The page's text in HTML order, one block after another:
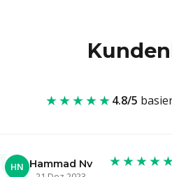
★★★★★4.8/5
HN Hammad Nv